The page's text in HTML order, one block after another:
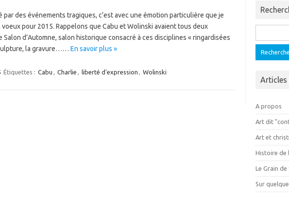
par des événements tragiques, c’est avec une émotion particulière que je
pour 2015. Rappelons que Cabu et Wolinski avaient tous deux
Salon d’Automne, salon historique consacré à ces disciplines « ringardisées
la gravure…… En savoir plus »
Étiquettes : Cabu , Charlie , liberté d'expression , Wolinski
Articles
A propos
Art dit
Art et
Histoire de
Le Grain de
Sur